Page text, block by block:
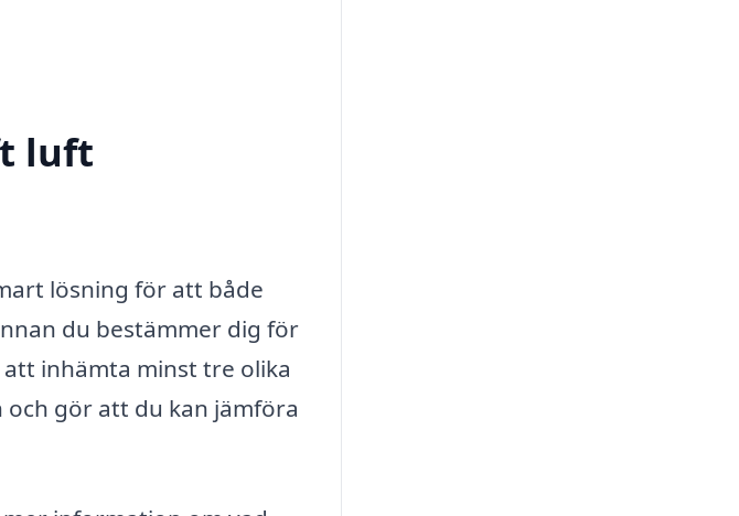
luft
lösning för att både
du bestämmer dig för
inhämta minst tre olika
gör att du kan jämföra